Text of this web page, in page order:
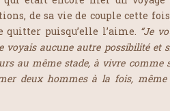
de sa vie de couple cette
quitter puisqu’elle l’aime. “Je
voyais aucune autre possibilité et
au même stade, à vivre comme
deux hommes à la fois,